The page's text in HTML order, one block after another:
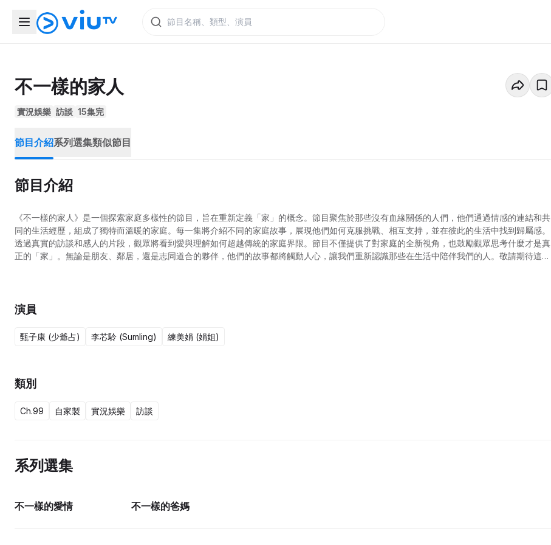
不一樣的家人
實況娛樂 訪談 15集完
節目介紹系列選集類似節目
節目介紹
《不一樣的家人》是一個探索家庭多樣性的節目，旨在重新定義「家」的概念。節目聚焦於那些沒有血緣關係的人們，他們通過情感的連結和共
同的生活經歷，組成了獨特而溫暖的家庭。每一集將介紹不同的家庭故事，展現他們如何克服挑戰、相互支持，並在彼此的生活中找到歸屬感。
透過真實的訪談和感人的片段，觀眾將看到愛與理解如何超越傳統的家庭界限。節目不僅提供了對家庭的全新視角，也鼓勵觀眾思考什麼才是真
正的「家」。無論是朋友、鄰居，還是志同道合的夥伴，他們的故事都將觸動人心，讓我們重新認識那些在生活中陪伴我們的人。敬請期待這場
演員
甄子康 (少爺占) 李芯駖 (Sumling) 練美娟 (娟姐)
類別
Ch.99 自家製 實況娛樂 訪談
系列選集
不一樣的愛情 不一樣的爸媽